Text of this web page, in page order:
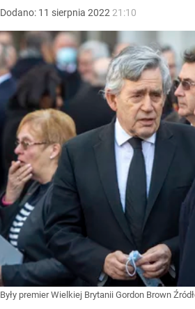
Dodano: 11 sierpnia 2022 21:10
Były premier Wielkiej Brytanii Gordon Brown